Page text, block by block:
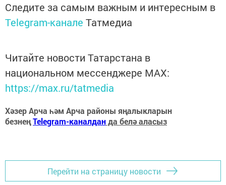
Следите за самым важным и интересным в
Telegram-канале Татмедиа
Читайте новости Татарстана в
национальном мессенджере MАХ:
https://max.ru/tatmedia
Хәзер Арча һәм Арча районы яңалыкларын
безнеңTelegram-каналданда белә аласыз
Перейти на страницу новости